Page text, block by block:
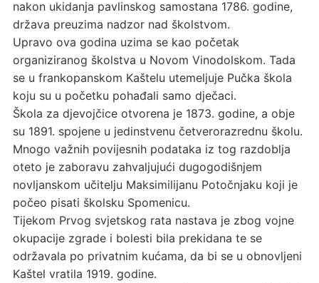
nakon ukidanja pavlinskog samostana 1786. godine,
država preuzima nadzor nad školstvom.
Upravo ova godina uzima se kao početak
organiziranog školstva u Novom Vinodolskom. Tada
se u frankopanskom Kaštelu utemeljuje Pučka škola
koju su u početku pohađali samo dječaci.
Škola za djevojčice otvorena je 1873. godine, a obje
su 1891. spojene u jedinstvenu četverorazrednu školu.
Mnogo važnih povijesnih podataka iz tog razdoblja
oteto je zaboravu zahvaljujući dugogodišnjem
novljanskom učitelju Maksimilijanu Potočnjaku koji je
počeo pisati školsku Spomenicu.
Tijekom Prvog svjetskog rata nastava je zbog vojne
okupacije zgrade i bolesti bila prekidana te se
održavala po privatnim kućama, da bi se u obnovljeni
Kaštel vratila 1919. godine.